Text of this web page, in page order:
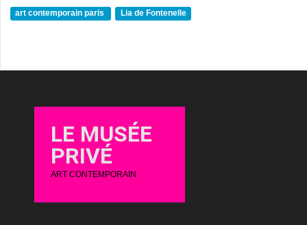
art contemporain paris Lia de Fontenelle
LE MUSÉE
PRIVÉ
ART CONTEMPORAIN